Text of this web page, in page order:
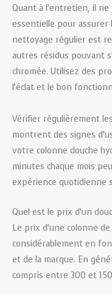
Quant à l’entretien, il
essentielle pour
nettoyage régulier est
autres résidus pouvant
chromée. Utilisez des
l’éclat et le bon
Vérifier régulièrement
montrent des signes
votre colonne douche
minutes chaque mois
expérience quotidienne
Quel est le prix d’un
Le prix d’une colonne
considérablement en
et de la marque. En
compris entre 300 et